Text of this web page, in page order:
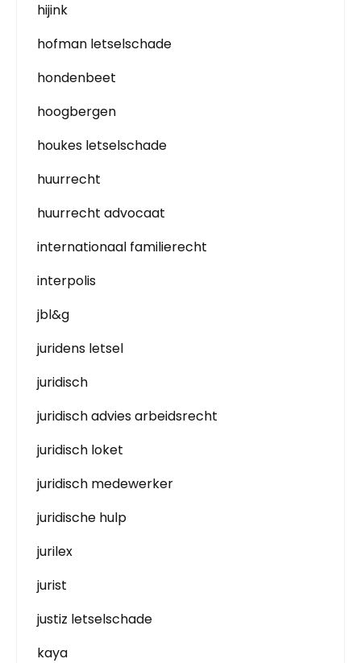
hijink
hofman letselschade
hondenbeet
hoogbergen
houkes letselschade
huurrecht
huurrecht advocaat
internationaal familierecht
interpolis
jbl&g
juridens letsel
juridisch
juridisch advies arbeidsrecht
juridisch loket
juridisch medewerker
juridische hulp
jurilex
jurist
justiz letselschade
kaya